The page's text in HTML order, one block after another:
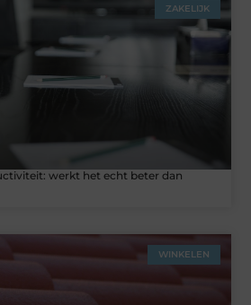
ZAKELIJK
werkt het echt beter dan
WINKELEN